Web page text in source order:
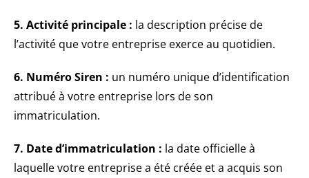
5. Activité principale : la description précise de
l’activité que votre entreprise exerce au quotidien.
6. Numéro Siren : un numéro unique d’identification
attribué à votre entreprise lors de son
immatriculation.
7. Date d’immatriculation : la date officielle à
laquelle votre entreprise a été créée et a acquis son